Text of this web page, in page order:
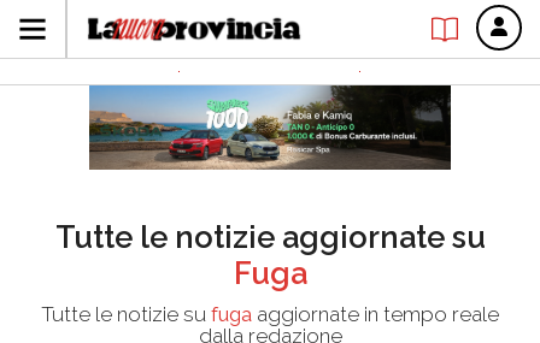
Tutte le notizie aggiornate su
Fuga
Tutte le notizie su fuga aggiornate in tempo reale
dalla redazione